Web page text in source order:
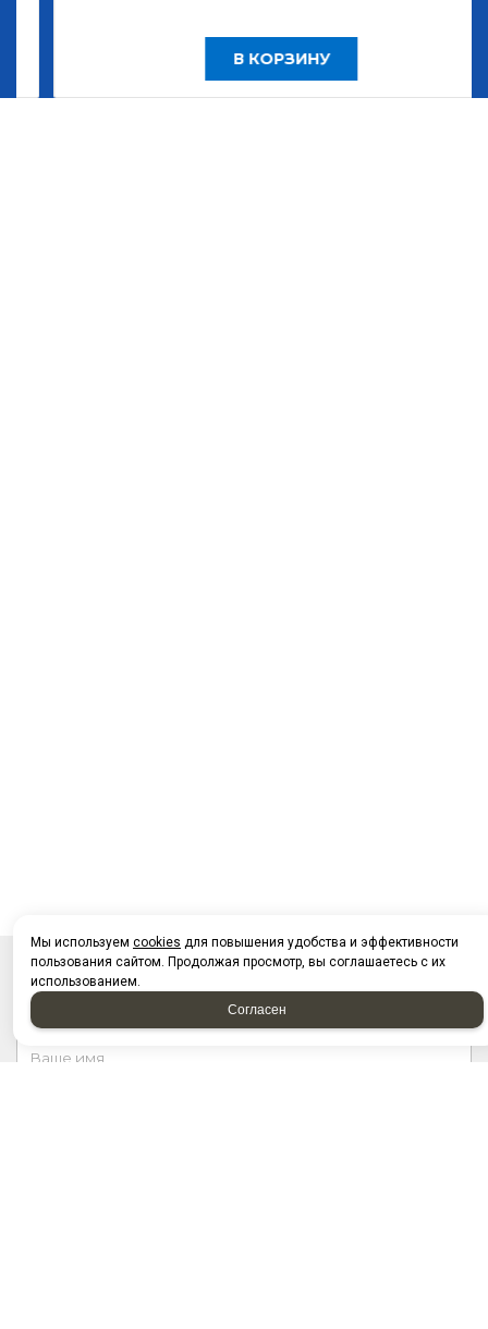
В КОРЗИНУ
НАПИСАТЬ НАМ
Мы используем cookies для повышения удобства и эффективности
пользования сайтом. Продолжая просмотр, вы соглашаетесь с их
использованием.
Согласен